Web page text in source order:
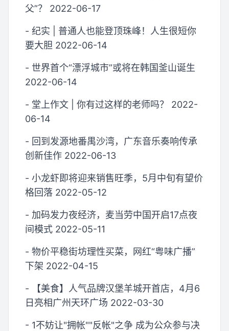
父”？ 2022-06-17
- 纪实 | 普通人也能登顶珠峰！人生很短你
要大胆 2022-06-14
- 世界首个“漂浮城市”或将在韩国釜山诞生
2022-06-14
- 堂上作文 | 你有过这样的老师吗？ 2022-
06-14
- 回到发源地番禺沙湾，广东音乐奏响传承
创新佳作 2022-06-13
- 小龙虾即将迎来销售旺季，5月中旬有望价
格回落 2022-05-12
- 加码发力夜经济，麦当劳中国开启17点夜
间模式 2022-05-11
- 物价平稳街坊理性买菜，网红“粤味广播”
下架 2022-04-15
- 【美食】人气品牌汉堡羊城开首店，4月6
日亮相广州天环广场 2022-03-30
- 1不妨让"拥帐""反帐"之争 成为公众参与决